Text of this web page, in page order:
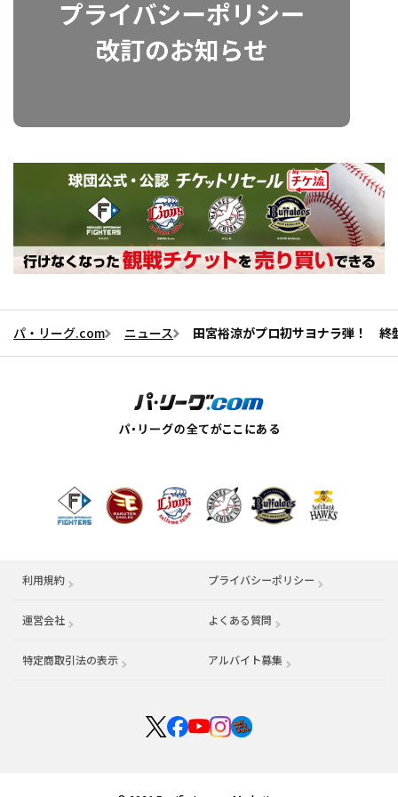
パ・リーグ.com ニュース 田宮裕涼がプロ初サヨナラ弾！ 終
利用規約 プライバシーポリシー
運営会社 （別ウィンドウで開く） よくある質問
特定商取引法の表示 アルバイト募集 （別ウィンドウで開く